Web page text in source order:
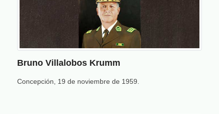
Bruno Villalobos Krumm
Concepción, 19 de noviembre de 1959.